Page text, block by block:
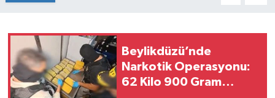
Beylikdüzü’nde
Narkotik Operasyonu:
62 Kilo 900 Gram